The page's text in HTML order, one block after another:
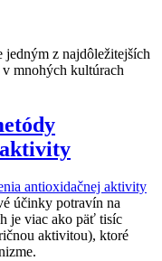
z najdôležitejších
mnohých kultúrach
účinky potravín na
je viac ako päť tisíc
aktivitou), ktoré